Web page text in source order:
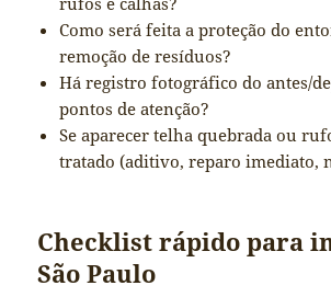
Como será feita a proteção do
remoção de resíduos?
Há registro fotográfico do antes/
pontos de atenção?
Se aparecer telha quebrada ou
tratado (aditivo, reparo imediato,
Checklist rápido para
São Paulo